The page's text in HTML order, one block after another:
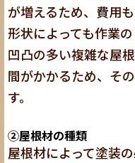
が増えるため、費用
形状によっても作業
凹凸の多い複雑な屋
間がかかるため、そ
す。
②屋根材の種類
屋根材によって塗装